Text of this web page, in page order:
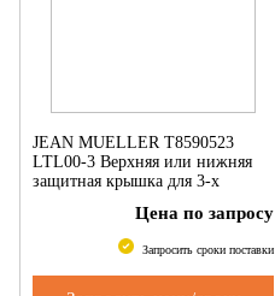
JEAN MUELLER Т8590523
LTL00-3 Верхняя или нижняя
защитная крышка для 3-х
Цена по запросу
Запросить сроки поставки